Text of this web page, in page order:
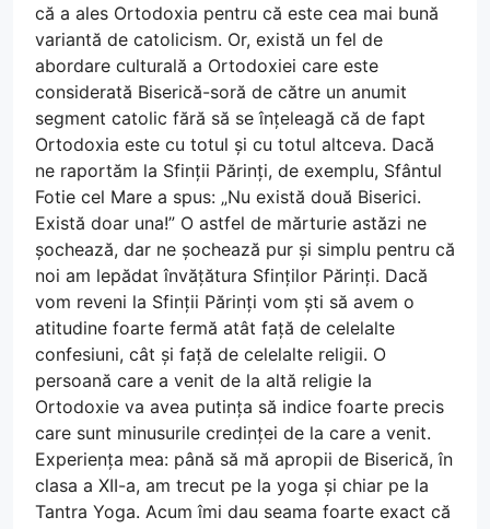
că a ales Ortodoxia pentru că este cea mai bună
variantă de catolicism. Or, există un fel de
abordare culturală a Ortodoxiei care este
considerată Biserică-soră de către un anumit
segment catolic fără să se înțeleagă că de fapt
Ortodoxia este cu totul și cu totul altceva. Dacă
ne raportăm la Sfinții Părinți, de exemplu, Sfântul
Fotie cel Mare a spus: „Nu există două Biserici.
Există doar una!” O astfel de mărturie astăzi ne
șochează, dar ne șochează pur și simplu pentru că
noi am lepădat învățătura Sfinților Părinți. Dacă
vom reveni la Sfinții Părinți vom ști să avem o
atitudine foarte fermă atât față de celelalte
confesiuni, cât și față de celelalte religii. O
persoană care a venit de la altă religie la
Ortodoxie va avea putința să indice foarte precis
care sunt minusurile credinței de la care a venit.
Experiența mea: până să mă apropii de Biserică, în
clasa a XII-a, am trecut pe la yoga și chiar pe la
Tantra Yoga. Acum îmi dau seama foarte exact că